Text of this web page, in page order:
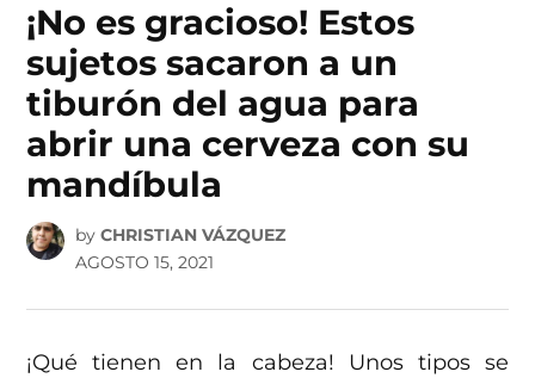
¡No es gracioso! Estos
sujetos sacaron a un
tiburón del agua para
abrir una cerveza con su
mandíbula
by CHRISTIAN VÁZQUEZ
AGOSTO 15, 2021
¡Qué tienen en la cabeza! Unos tipos se